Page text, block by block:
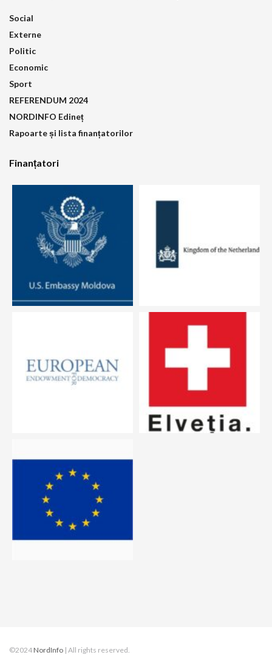
Social
Externe
Politic
Economic
Sport
REFERENDUM 2024
NORDINFO Edineț
Rapoarte și lista finanțatorilor
Finanțatori
©2024 NordInfo | All rights reserved.